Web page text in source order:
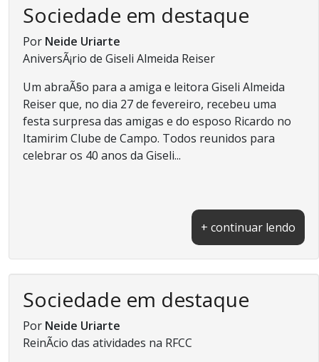
Sociedade em destaque
Por Neide Uriarte
AniversÃ¡rio de Giseli Almeida Reiser
Um abraÃ§o para a amiga e leitora Giseli Almeida
Reiser que, no dia 27 de fevereiro, recebeu uma
festa surpresa das amigas e do esposo Ricardo no
Itamirim Clube de Campo. Todos reunidos para
celebrar os 40 anos da Giseli...
+ continuar lendo
Sociedade em destaque
Por Neide Uriarte
ReinÃ­cio das atividades na RFCC